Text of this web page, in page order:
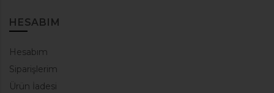
HESABIM
Hesabım
Siparişlerim
Ürün İadesi